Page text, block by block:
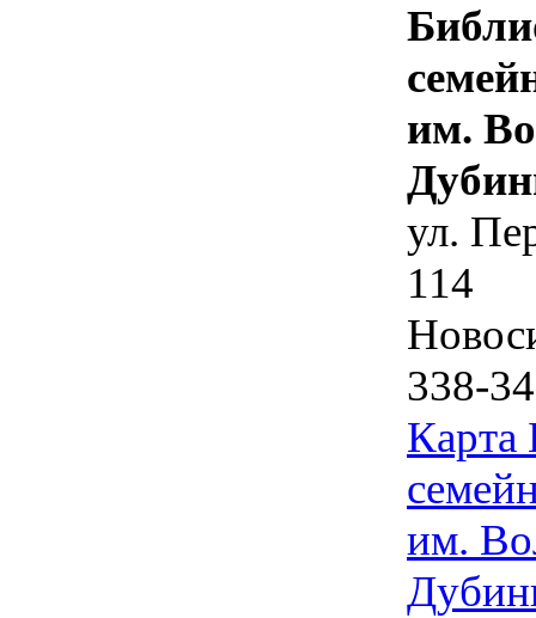
им.
ул.
114
338-
Карта
им.